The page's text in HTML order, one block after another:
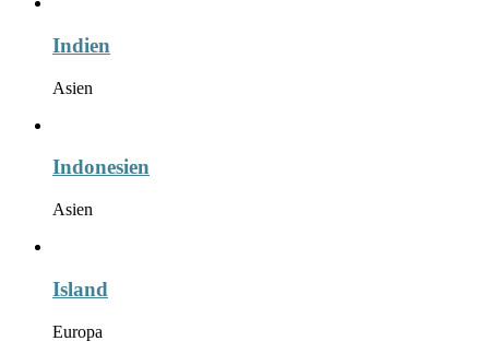
Indien
Asien
Indonesien
Asien
Island
Europa